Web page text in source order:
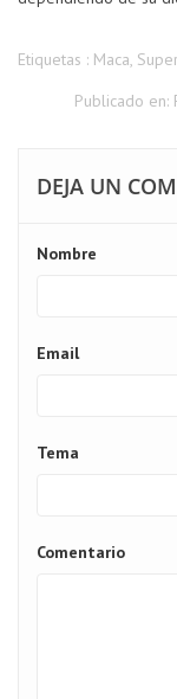
Etiquetas : Maca,
Publicado en:
DEJA UN
Nombre
Email
Tema
Comentario